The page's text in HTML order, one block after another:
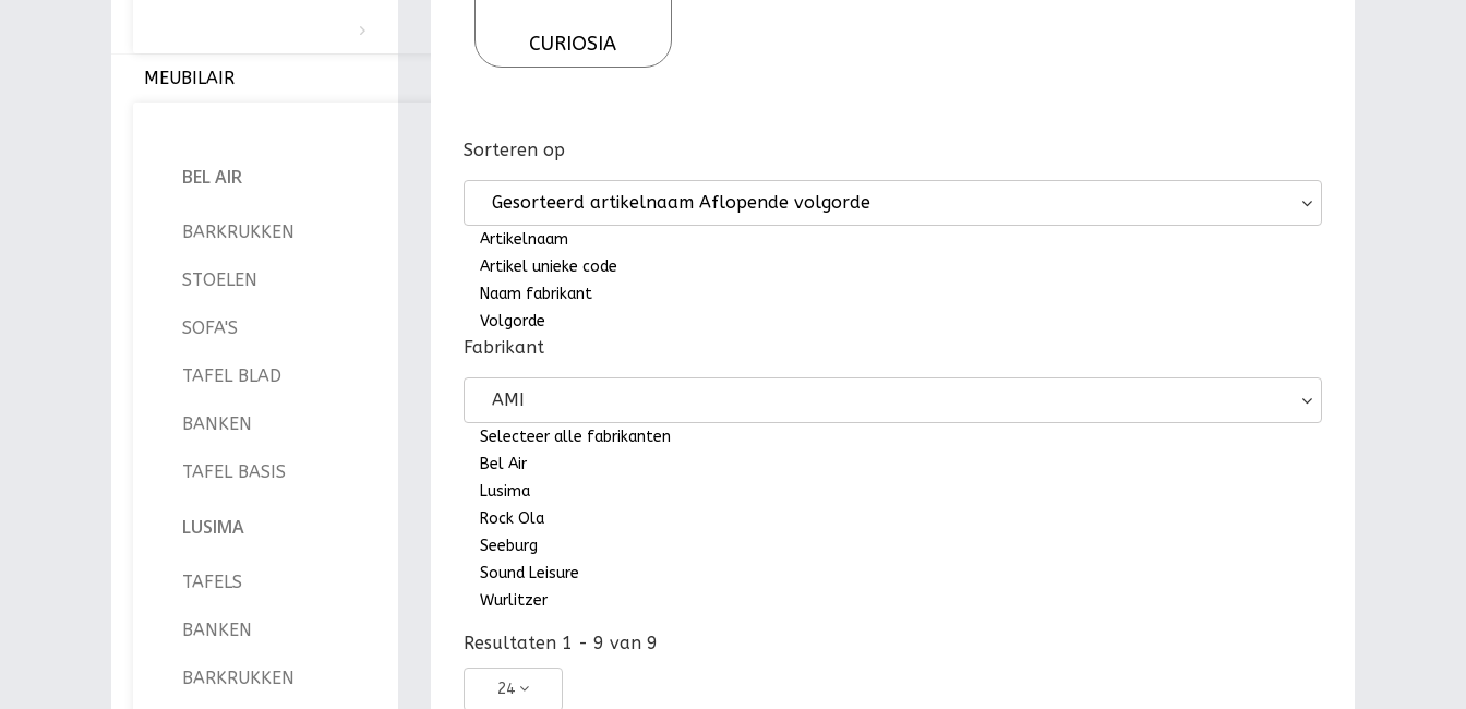
MEUBILAIR
BEL AIR
BARKRUKKEN
STOELEN
SOFA'S
TAFEL BLAD
BANKEN
TAFEL BASIS
LUSIMA
TAFELS
BANKEN
BARKRUKKEN
CURIOSIA
Sorteren op
Gesorteerd artikelnaam Aflopende volgorde
Artikelnaam
Artikel unieke code
Naam fabrikant
Volgorde
Fabrikant
AMI
Selecteer alle fabrikanten
Bel Air
Lusima
Rock Ola
Seeburg
Sound Leisure
Wurlitzer
Resultaten 1 - 9 van 9
24